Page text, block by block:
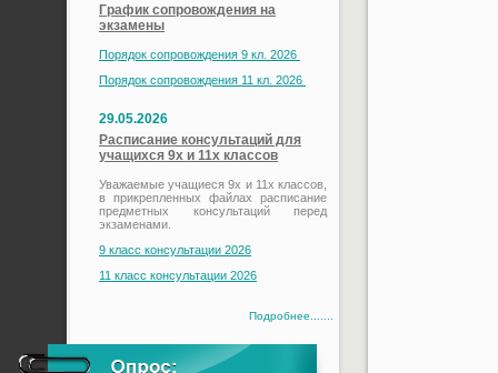
График сопровождения на
экзамены
Порядок сопровождения 9 кл. 2026
Порядок сопровождения 11 кл. 2026
29.05.2026
Расписание консультаций для
учащихся 9х и 11х классов
Уважаемые учащиеся 9х и 11х классов,
в прикрепленных файлах расписание
предметных консультаций перед
экзаменами.
9 класс консультации 2026
11 класс консультации 2026
Подробнее.......